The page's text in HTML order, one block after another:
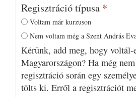
Regisztráció típusa *
Voltam már kurzuson
Nem voltam még a Szent András
Kérünk, add meg, hogy
Magyarországon? Ha még
regisztráció során egy
tölts ki. Erről a regisztrációt